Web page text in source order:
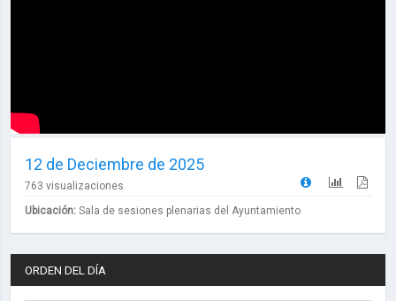
12 de Deciembre de 2025
763 visualizaciones
Ubicación: Sala de sesiones plenarias del Ayuntamiento
ORDEN DEL DÍA